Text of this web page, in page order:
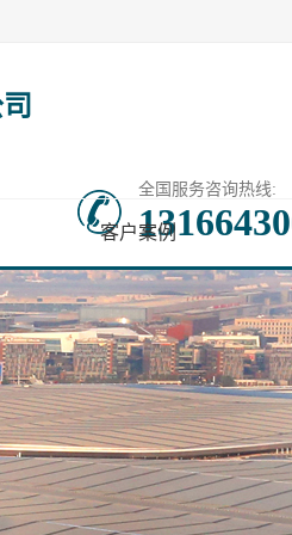
全国服务咨询热线:
客户案例